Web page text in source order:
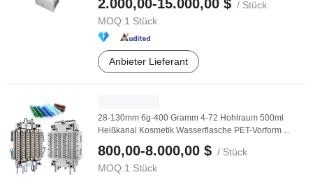
2.000,00-15.000,00 $ / Stück
MOQ:1 Stück
Anbieter Lieferant
28-130mm 6g-400 Gramm 4-72 Hohlraum 500ml
Heißkanal Kosmetik Wasserflasche PET-Vorform ...
800,00-8.000,00 $ / Stück
MOQ:1 Stück